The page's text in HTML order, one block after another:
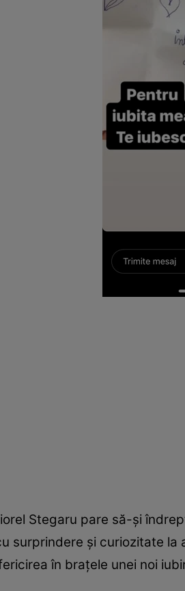
Stegaru pare să-și
surprindere și curiozitate
în brațele unei noi